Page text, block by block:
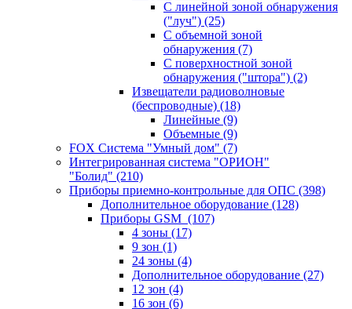
С линейной зоной обнаружения
("луч") (25)
С объемной зоной
обнаружения (7)
С поверхностной зоной
обнаружения ("штора") (2)
Извещатели радиоволновые
(беспроводные) (18)
Линейные (9)
Объемные (9)
FOX Система "Умный дом" (7)
Интегрированная система "ОРИОН"
"Болид" (210)
Приборы приемно-контрольные для ОПС (398)
Дополнительное оборудование (128)
Приборы GSM (107)
4 зоны (17)
9 зон (1)
24 зоны (4)
Дополнительное оборудование (27)
12 зон (4)
16 зон (6)